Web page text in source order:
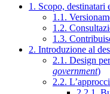
1. Scopo, destinatari
1.1.
1.2.
1.3.
2. Introduzione al
2.1. Design
government)
2.2.